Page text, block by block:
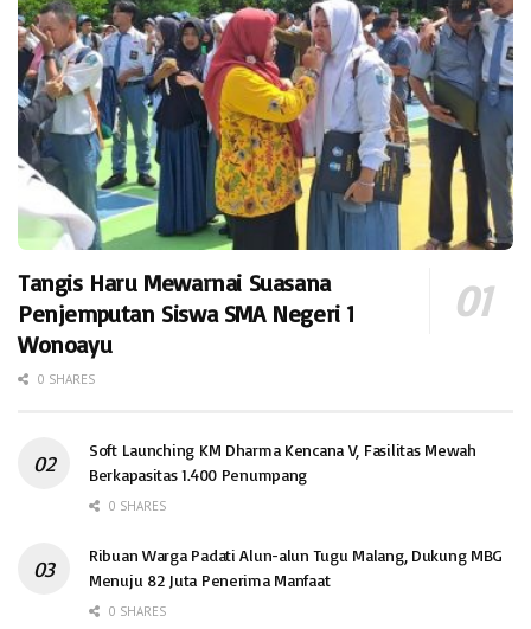
Tangis Haru Mewarnai Suasana
Penjemputan Siswa SMA Negeri 1
Wonoayu
0 SHARES
Soft Launching KM Dharma Kencana V, Fasilitas Mewah
Berkapasitas 1.400 Penumpang
0 SHARES
Ribuan Warga Padati Alun-alun Tugu Malang, Dukung MBG
Menuju 82 Juta Penerima Manfaat
0 SHARES